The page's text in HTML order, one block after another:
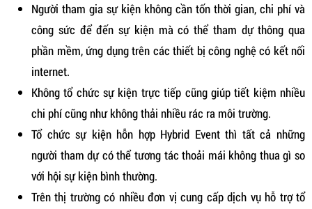
Người tham gia sự kiện không cần tốn thời gian, chi phí và
công sức để đến sự kiện mà có thể tham dự thông qua
phần mềm, ứng dụng trên các thiết bị công nghệ có kết nối
internet.
Không tổ chức sự kiện trực tiếp cũng giúp tiết kiệm nhiều
chi phí cũng như không thải nhiều rác ra môi trường.
Tổ chức sự kiện hỗn hợp Hybrid Event thì tất cả những
người tham dự có thể tương tác thoải mái không thua gì so
với hội sự kiện bình thường.
Trên thị trường có nhiều đơn vị cung cấp dịch vụ hỗ trợ tổ